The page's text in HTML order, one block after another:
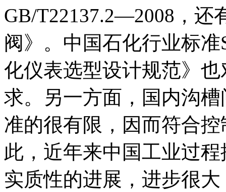
GB/T22137.2—2008，还
阀》。中国石化行业标
化仪表选型设计规范》
求。另一方面，国内沟
准的很有限，因而符合
此，近年来中国工业过
实质性的进展，进步很